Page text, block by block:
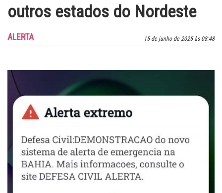
outros estados do Nordeste
15 de junho de 2025 às 08:48
ALERTA